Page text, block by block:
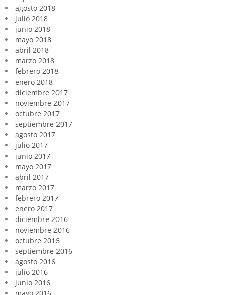
agosto 2018
julio 2018
junio 2018
mayo 2018
abril 2018
marzo 2018
febrero 2018
enero 2018
diciembre 2017
noviembre 2017
octubre 2017
septiembre 2017
agosto 2017
julio 2017
junio 2017
mayo 2017
abril 2017
marzo 2017
febrero 2017
enero 2017
diciembre 2016
noviembre 2016
octubre 2016
septiembre 2016
agosto 2016
julio 2016
junio 2016